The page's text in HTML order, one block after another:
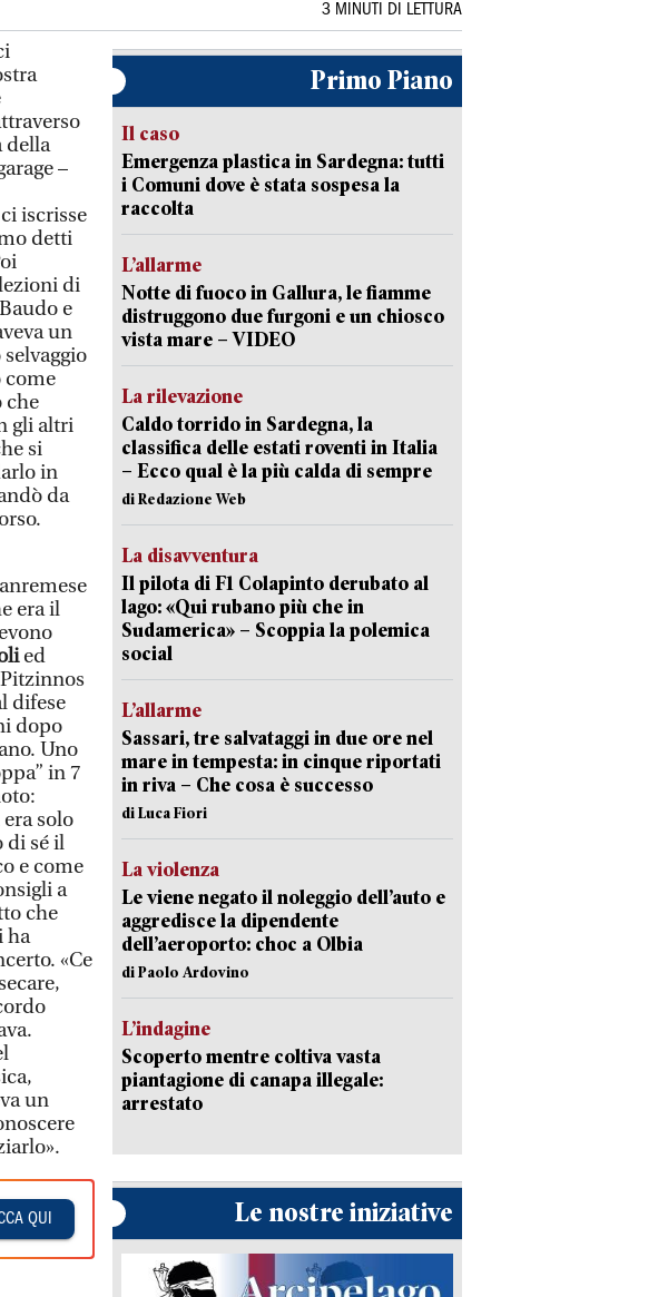
3 MINUTI DI LETTURA
della
–
iscrisse
detti
di
e
un
come
che
gli altri
si
in
da
era il
ed
difese
dopo
Uno
in 7
solo
di sé il
e come
a
che
ha
«Ce
un
QUI
Primo Piano
Il caso
Emergenza plastica in Sardegna: tutti
i Comuni dove è stata sospesa la
raccolta
L’allarme
Notte di fuoco in Gallura, le fiamme
distruggono due furgoni e un chiosco
vista mare – VIDEO
La rilevazione
Caldo torrido in Sardegna, la
classifica delle estati roventi in Italia
– Ecco qual è la più calda di sempre
di Redazione Web
La disavventura
Il pilota di F1 Colapinto derubato al
lago: «Qui rubano più che in
Sudamerica» – Scoppia la polemica
social
L’allarme
Sassari, tre salvataggi in due ore nel
mare in tempesta: in cinque riportati
in riva – Che cosa è successo
di Luca Fiori
La violenza
Le viene negato il noleggio dell’auto e
aggredisce la dipendente
dell’aeroporto: choc a Olbia
di Paolo Ardovino
L’indagine
Scoperto mentre coltiva vasta
piantagione di canapa illegale:
arrestato
Le nostre iniziative